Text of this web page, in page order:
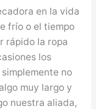
en la vida
frío o el tiempo
rápido la ropa
los
no
muy largo y
nuestra aliada,